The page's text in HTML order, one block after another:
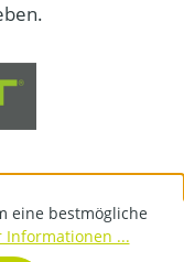
eine bestmögliche
Informationen ...